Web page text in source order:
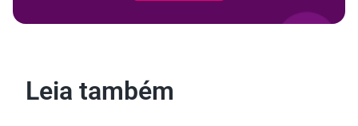
Leia também